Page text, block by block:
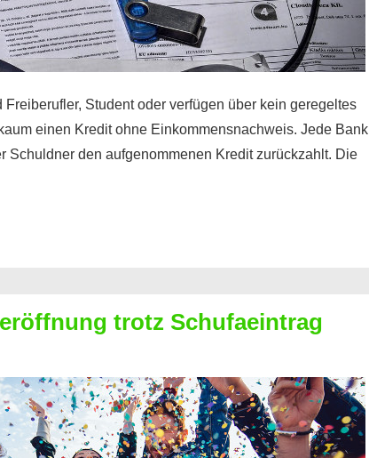
Student oder verfügen über kein geregeltes
einen Kredit ohne Einkommensnachweis. Jede Bank
Schuldner den aufgenommenen Kredit zurückzahlt. Die
trotz Schufaeintrag